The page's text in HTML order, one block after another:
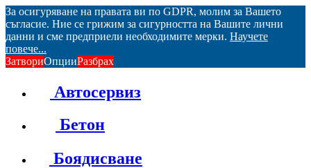
За осигуряване на правата ви по GDPR, молим за Вашето
съгласие. Ние се грижим за сигурността на Вашите лични
данни и сме предприели необходимите мерки. Научете
повече...
ЗатвориОпцииРазбрах
Автосервиз
Бетон
Боядисване